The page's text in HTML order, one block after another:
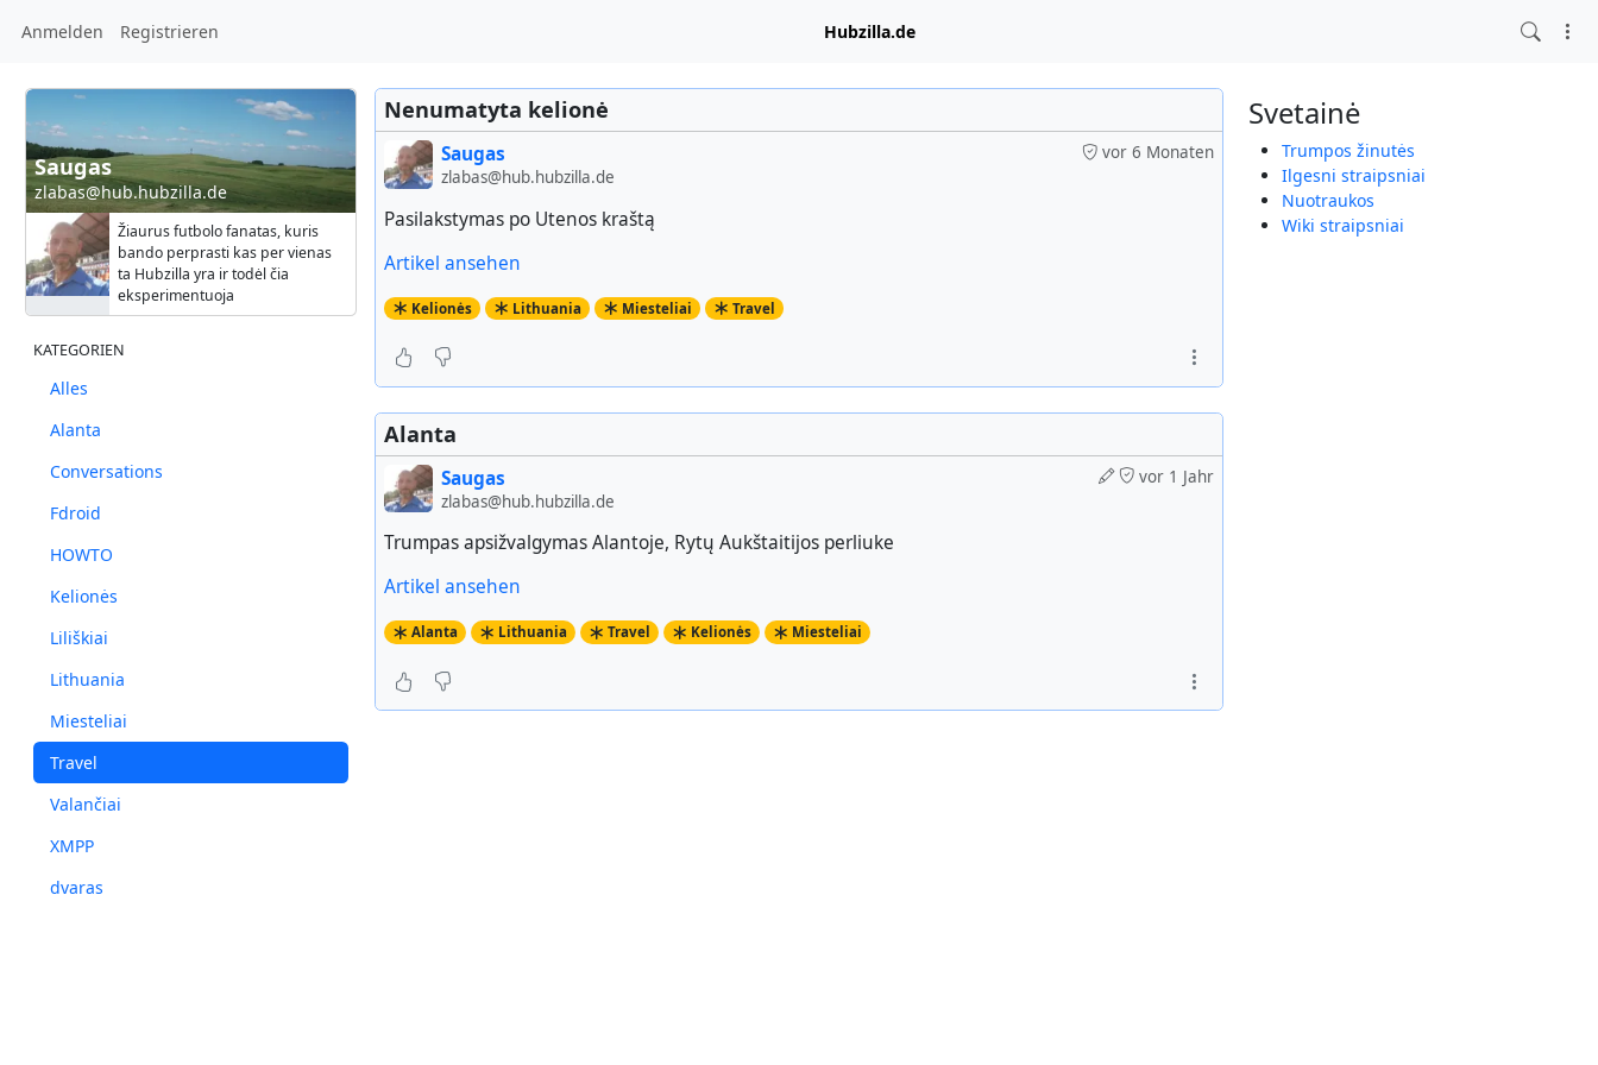
Anmelden Registrieren Hubzilla.de
Saugas
zlabas@hub.hubzilla.de
Žiaurus futbolo fanatas, kuris
bando perprasti kas per vienas
ta Hubzilla yra ir todėl čia
eksperimentuoja
KATEGORIEN
Alles
Alanta
Conversations
Fdroid
HOWTO
Kelionės
Liliškiai
Lithuania
Miesteliai
Travel
Valančiai
XMPP
dvaras
Nenumatyta kelionė
vor 6 Monaten
Saugas
zlabas@hub.hubzilla.de
Pasilakstymas po Utenos kraštą
Artikel ansehen
Kelionės Lithuania Miesteliai Travel
Alanta
vor 1 Jahr
Saugas
zlabas@hub.hubzilla.de
Trumpas apsižvalgymas Alantoje, Rytų Aukštaitijos perliuke
Artikel ansehen
Alanta Lithuania Travel Kelionės Miesteliai
Svetainė
Trumpos žinutės
Ilgesni straipsniai
Nuotraukos
Wiki straipsniai